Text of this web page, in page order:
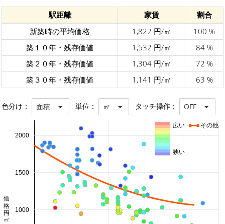
駅距離 家賃
割合
新築時の平均価格
1,822 円/㎡
100 %
築１０年・残存価値
1,532 円/㎡
84 %
築２０年・残存価値
1,304 円/㎡
72 %
築３０年・残存価値
1,141 円/㎡ 63 %
色分け： 面積 単位： ㎡ タッチ操作： OFF
1000
1500
2000
価格 円/㎡
その他
広い
狭い